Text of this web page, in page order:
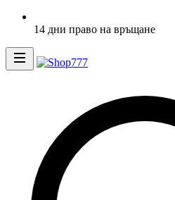
14 дни право на връщане